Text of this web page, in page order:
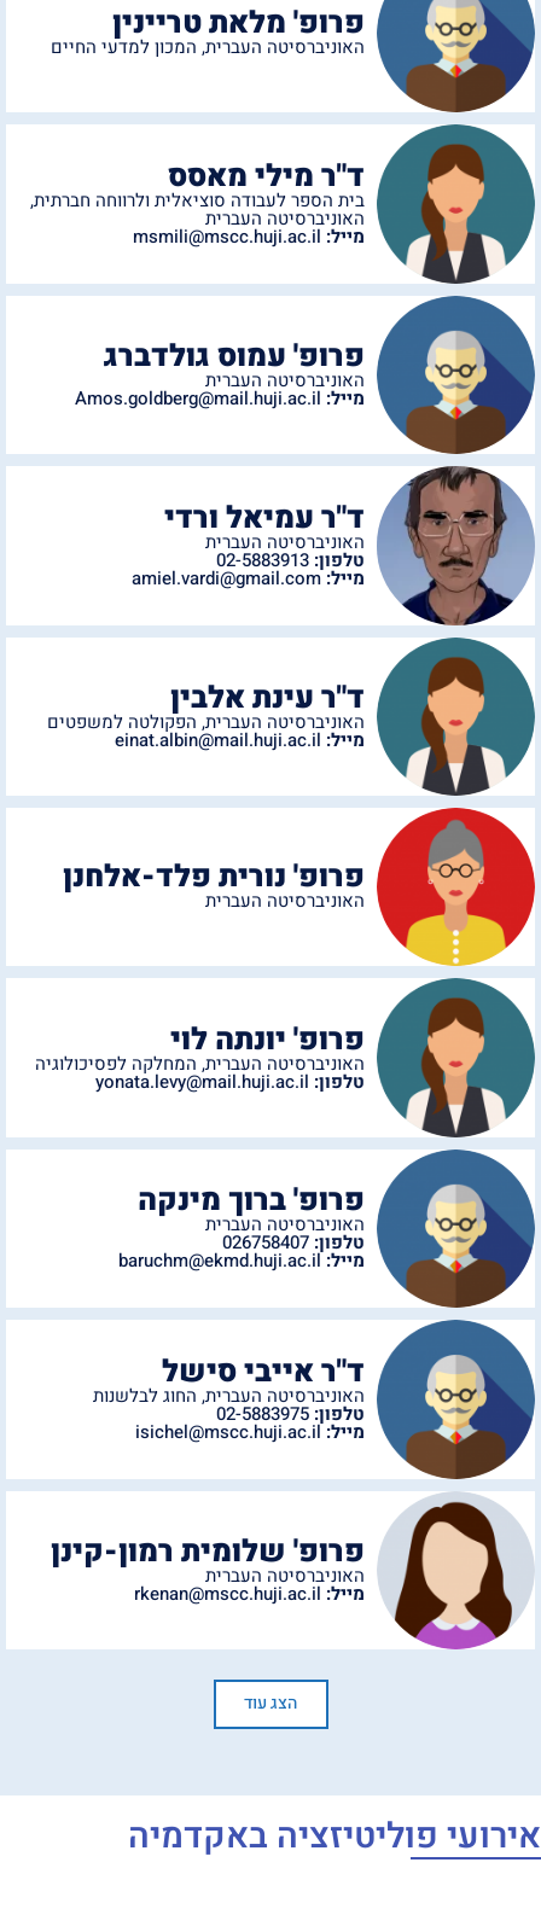
פרופ' מלאת טריינין
האוניברסיטה העברית,המכון למדעי החיים
ד"ר מילי מאסס
בית הספר לעבודה סוציאלית ולרווחה חברתית,
האוניברסיטה העברית
מייל: msmili@mscc.huji.ac.il
פרופ' עמוס גולדברג
האוניברסיטה העברית
מייל: Amos.goldberg@mail.huji.ac.il
ד"ר עמיאל ורדי
האוניברסיטה העברית
טלפון:02-5883913
מייל: amiel.vardi@gmail.com
ד"ר עינת אלבין
האוניברסיטה העברית,הפקולטה למשפטים
מייל: einat.albin@mail.huji.ac.il
פרופ' נורית פלד-אלחנן
האוניברסיטה העברית
פרופ' יונתה לוי
האוניברסיטה העברית,המחלקה לפסיכולוגיה
טלפון:yonata.levy@mail.huji.ac.il
פרופ' ברוך מינקה
האוניברסיטה העברית
טלפון:026758407
מייל: baruchm@ekmd.huji.ac.il
ד"ר אייבי סישל
האוניברסיטה העברית,החוג לבלשנות
טלפון:02-5883975
מייל: isichel@mscc.huji.ac.il
פרופ' שלומית רמון-קינן
האוניברסיטה העברית
מייל: rkenan@mscc.huji.ac.il
הצג עוד
פוליטיזציה באקדמיה